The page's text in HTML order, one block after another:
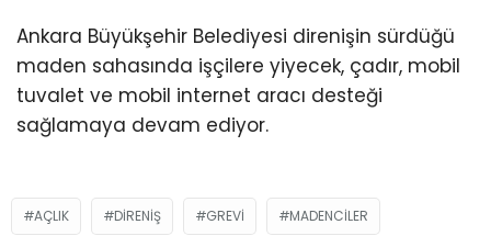
Ankara Büyükşehir Belediyesi direnişin sürdüğü
maden sahasında işçilere yiyecek, çadır, mobil
tuvalet ve mobil internet aracı desteği
sağlamaya devam ediyor.
AÇLIK DIRENIŞ GREVI MADENCILER